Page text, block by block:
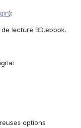
):
lecture BD,ebook.
options